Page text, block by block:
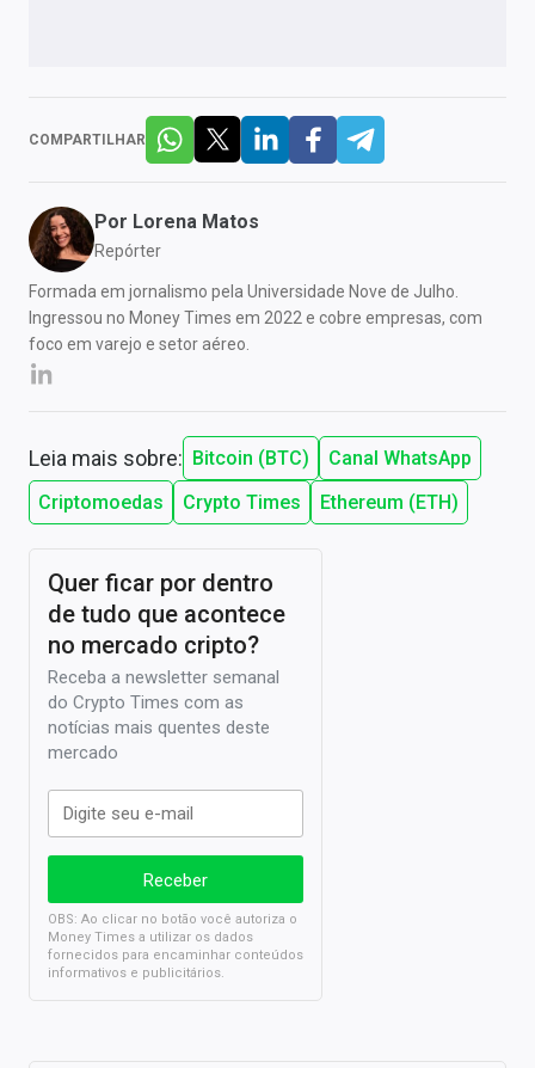
COMPARTILHAR
Por Lorena Matos
Repórter
Formada em jornalismo pela Universidade Nove de Julho.
Ingressou no Money Times em 2022 e cobre empresas, com
foco em varejo e setor aéreo.
Leia mais sobre: Bitcoin (BTC)
Canal WhatsApp
Criptomoedas
Crypto Times Ethereum (ETH)
Quer ficar por dentro
de tudo que acontece
no mercado cripto?
Receba a newsletter semanal
do Crypto Times com as
notícias mais quentes deste
mercado
OBS: Ao clicar no botão você autoriza o
Money Times a utilizar os dados
fornecidos para encaminhar conteúdos
informativos e publicitários.